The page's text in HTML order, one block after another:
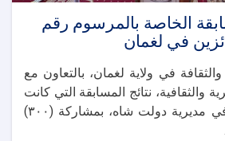
الخاصة بالمرسوم رقم
في ولاية لغمان، بالتعاون مع
والثقافية، نتائج المسابقة التي كانت
قد نُظِّمت قبل مدة في مديرية دولت شاه، بمشاركة (٣٠٠)